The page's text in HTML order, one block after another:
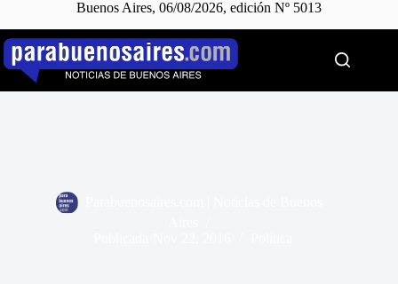
Buenos Aires, 06/08/2026, edición Nº 5013
Saltar
contenido